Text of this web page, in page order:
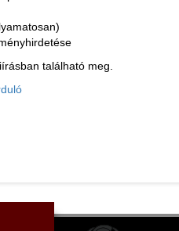
található meg.